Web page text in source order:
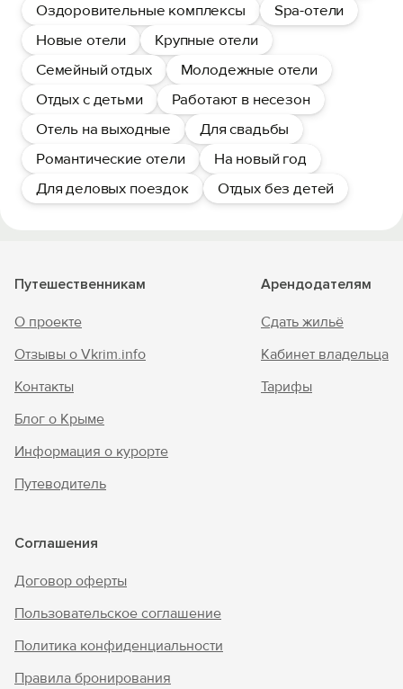
Оздоровительные комплексы
Spa-отели
Новые отели
Крупные отели
Семейный отдых
Молодежные отели
Отдых с детьми
Работают в несезон
Отель на выходные
Для свадьбы
Романтические отели
На новый год
Для деловых поездок
Отдых без детей
Путешественникам
О проекте
Отзывы о Vkrim.info
Контакты
Блог о Крыме
Информация о курорте
Путеводитель
Арендодателям
Сдать жильё
Кабинет владельца
Тарифы
Соглашения
Договор оферты
Пользовательское соглашение
Политика конфиденциальности
Правила бронирования